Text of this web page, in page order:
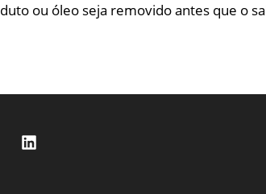
ou óleo seja removido antes que o